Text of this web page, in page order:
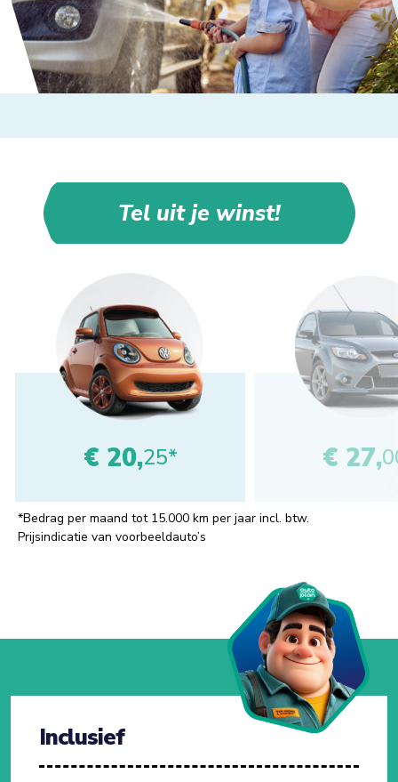
Tel uit je winst!
€ 20,25* € 27,
*Bedrag per maand tot 15.000 km per jaar incl. btw.
Prijsindicatie van voorbeeldauto’s
Inclusief